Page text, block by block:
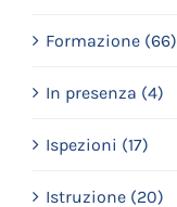
Formazione (66)
In presenza (4)
Ispezioni (17)
Istruzione (20)